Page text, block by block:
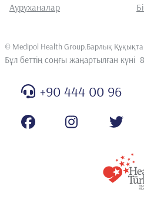
Ауруханалар
© Medipol Health Group.Барлық
Бұл беттің соңғы жаңартылған күні
+90 444 00 96